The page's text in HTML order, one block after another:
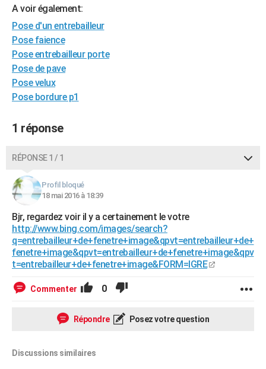
VOYAGE
Destinations
City break
Voyage nature
Voyage de noces
Forum
Climat
PHOTO
GUIDES D'ACHAT
BONS PLANS
CARTE DE VOEUX
Carte de Noël
Carte Bonne année
Carte Saint-Valentin
Carte Pâques
Carte d'anniversaire
DICTIONNAIRE
S'inscrire
Se connecter
Lycées
Collèges
Primaires
Universités
Entreprises
Service militaire
Avis de recherche
AVIS DE DÉCÈS
FORUM
Bricolage
Lifestyle
Culture
Sport
Auto
Television
Voyage
Cinema
A voir également:
Pose d'un entrebailleur
Pose faience
Pose entrebailleur porte
Pose de pave
Pose velux
Pose bordure p1
1 réponse
RÉPONSE 1 / 1
Profil bloqué
18 mai 2016 à 18:39
Bjr, regardez voir il y a certainement le votre
http://www.bing.com/images/search?
q=entrebailleur+de+fenetre+image&qpvt=entrebailleur+de+
fenetre+image&qpvt=entrebailleur+de+fenetre+image&qpv
t=entrebailleur+de+fenetre+image&FORM=IGRE
Commenter 0
Répondre Posez votre question
Discussions similaires